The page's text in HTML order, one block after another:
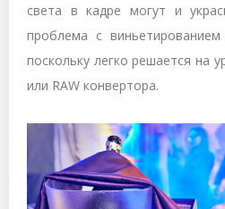
света в кадре могут и
проблема с
поскольку легко решается на
или RAW конвертора.